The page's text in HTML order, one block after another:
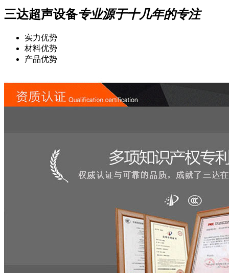
三达超声设备专业源于十几年的专注
实力优势
材料优势
产品优势